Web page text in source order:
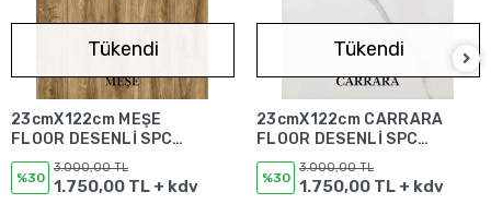
Tükendi
23cmX122cm MEŞE
FLOOR DESENLİ SPC
ZEMİN KAPLAMASI (9
ADET)
%30
3.000,00 TL
1.750,00 TL + kdv
Tükendi
23cmX122cm CARRARA
FLOOR DESENLİ SPC
ZEMİN KAPLAMASI (9
ADET)
%30
3.000,00 TL
1.750,00 TL + kdv